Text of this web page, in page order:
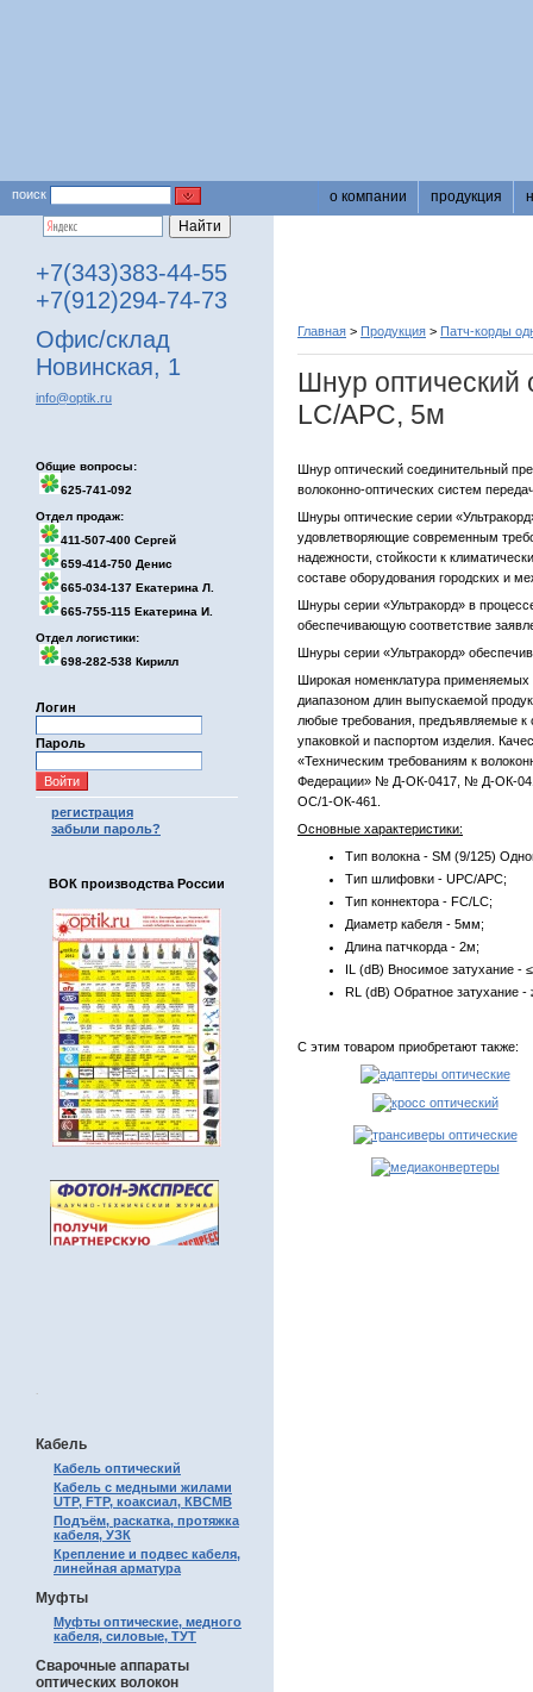
поиск о компании продукция
+7(343)383-44-55
+7(912)294-74-73
Офис/склад
Новинская, 1
info@optik.ru
Общие вопросы:
625-741-092
Отдел продаж:
411-507-400 Сергей
659-414-750 Денис
665-034-137 Екатерина Л.
665-755-115 Екатерина И.
Отдел логистики:
698-282-538 Кирилл
Логин
Пароль
регистрация
забыли пароль?
ВОК производства России
.
Кабель
Кабель оптический
Кабель с медными жилами
UTP, FTP, коаксиал, КВСМВ
Подъём, раскатка, протяжка
кабеля, УЗК
Крепление и подвес кабеля,
линейная арматура
Муфты
Муфты оптические, медного
кабеля, силовые, ТУТ
Сварочные аппараты
оптических волокон
Главная > Продукция > Патч-корды
Шнур
LC/APC, 5м
Шнур оптический соединительный
волоконно-оптических систем
Шнуры оптические серии
удовлетворяющие современным
надежности, стойкости к
составе оборудования городских и
Шнуры серии «Ультракорд» в
обеспечивающую соответствие
Шнуры серии «Ультракорд»
Широкая номенклатура применяемых
диапазоном длин выпускаемой
любые требования, предъявляемые
упаковкой и паспортом изделия.
«Техническим требованиям к
Федерации» № Д-ОК-0417, № Д-ОК-
ОС/1-ОК-461.
Основные характеристики:
Тип волокна - SM (9/125)
Тип шлифовки - UPC/APC;
Тип коннектора - FC/LC;
Диаметр кабеля - 5мм;
Длина патчкорда - 2м;
IL (dB) Вносимое затухание -
RL (dB) Обратное затухание -
С этим товаром приобретают также: